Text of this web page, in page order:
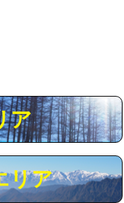
44,000円
+8,800円
ア
リア